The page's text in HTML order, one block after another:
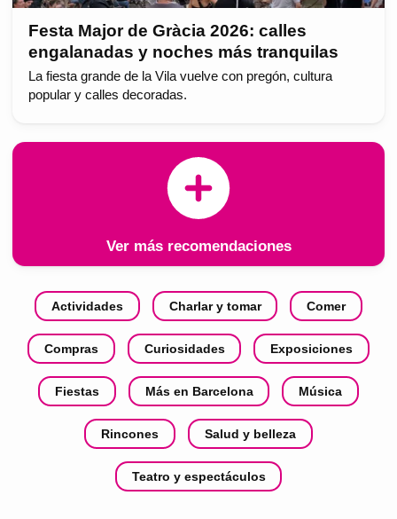
Festa Major de Gràcia 2026: calles
engalanadas y noches más tranquilas
La fiesta grande de la Vila vuelve con pregón, cultura
popular y calles decoradas.
Ver más recomendaciones
Actividades Charlar y tomar Comer
Compras Curiosidades Exposiciones
Fiestas Más en Barcelona Música
Rincones Salud y belleza
Teatro y espectáculos